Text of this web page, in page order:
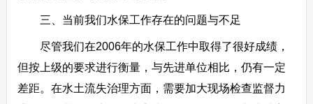
三、当前我们水保工作存在的问题与不足
尽管我们在2006年的水保工作中取得了很好成绩，
但按上级的要求进行衡量，与先进单位相比，仍有一定
差距。在水土流失治理方面，需要加大现场检查监督力